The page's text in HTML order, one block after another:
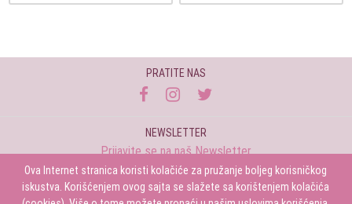
Ova Internet stranica koristi kolačiće za pružanje boljeg korisničkog
iskustva. Korišćenjem ovog sajta se slažete sa korištenjem kolačića
PRATITE NAS
NEWSLETTER
Prijavite se na naš Newsletter
Prijavi se